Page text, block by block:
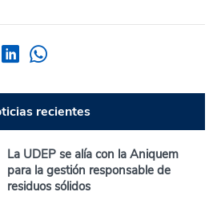
recientes
La UDEP se alía con la Aniquem
para la gestión responsable de
residuos sólidos